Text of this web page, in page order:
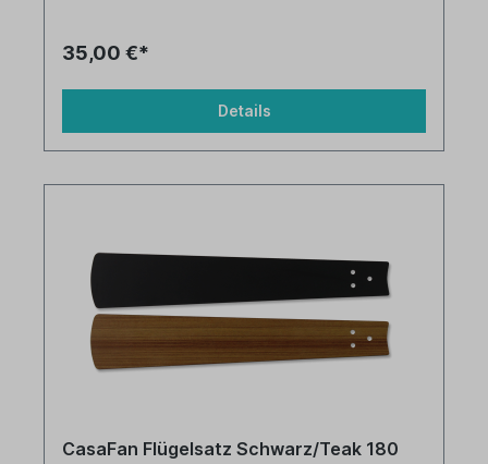
35,00 €*
Details
CasaFan Flügelsatz Schwarz/Teak 180